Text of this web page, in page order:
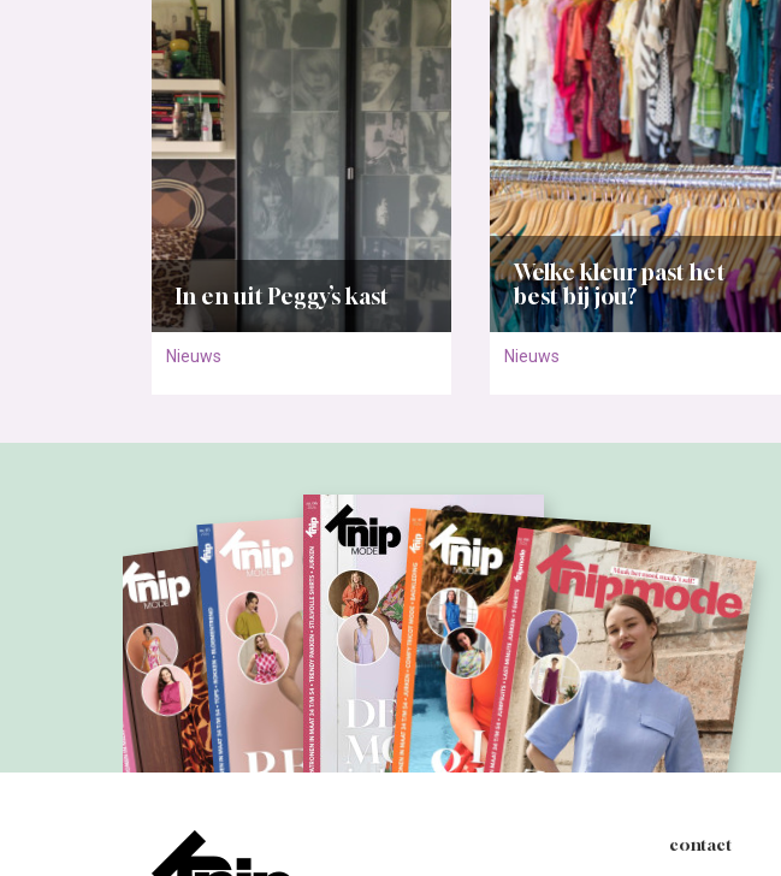
In en uit Peggy’s kast
Nieuws
Welke kleur past het
best bij jou?
Nieuws
contact